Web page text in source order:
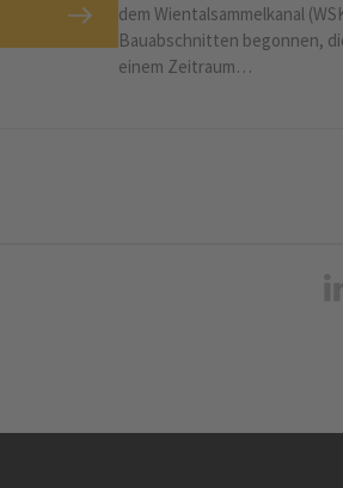
dem Wientalsammelkanal
Bauabschnitten begonnen,
einem Zeitraum…